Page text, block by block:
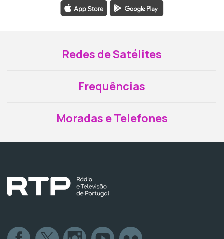
Redes de Satélites
Frequências
Moradas e Telefones